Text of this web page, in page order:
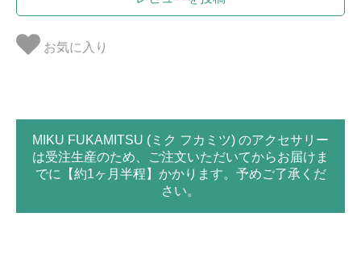
お気に入り
MIKU FUKAMITSU (ミク フカミツ) のアクセサリー
は受注生産のため、ご注文いただいてからお届けま
でに【約1ヶ月半程】かかります。予めご了承くだ
さい。